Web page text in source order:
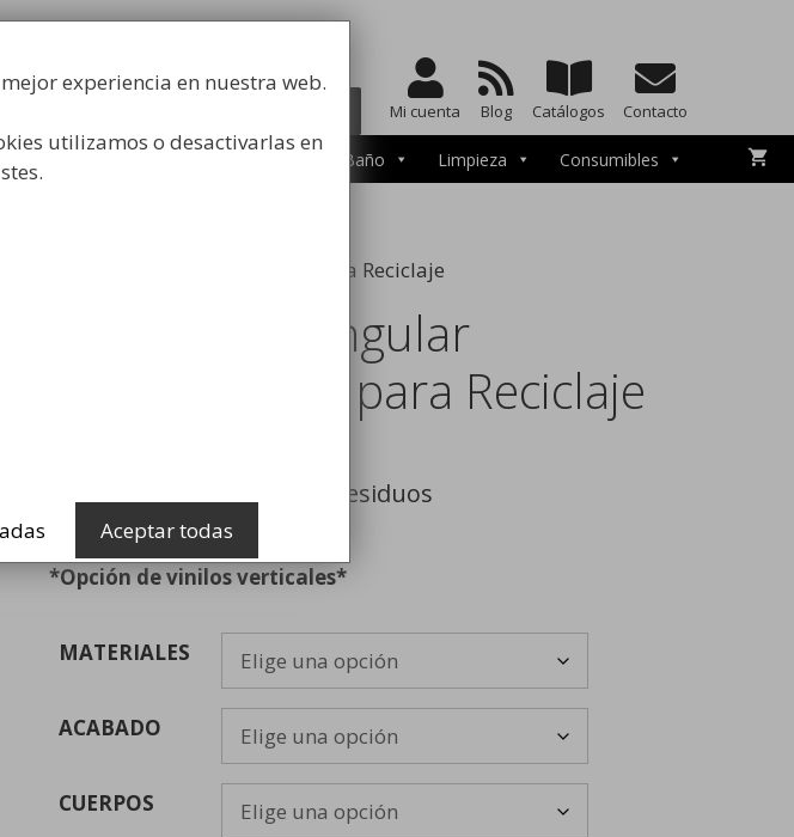
Mi cuenta Blog Catálogos Contacto
Accesorios de Baño Limpieza Consumibles
Triangular Multiresiduos para Reciclaje
Papelera Triangular
Multiresiduos para Reciclaje
Papelera triangular multiresiduos
Ficha técnica: PDF
*Opción de vinilos verticales*
MATERIALES
ACABADO
CUERPOS
experiencia en nuestra web.
utilizamos o desactivarlas en
Aceptar todas